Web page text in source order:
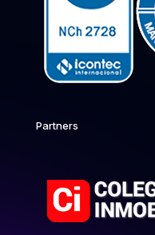
Partners